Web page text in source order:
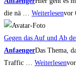
die nä … Weiterlesenvor
Gegen das Auf und Ab
AnfaengerDas Thema,
Traffic … Weiterlesen